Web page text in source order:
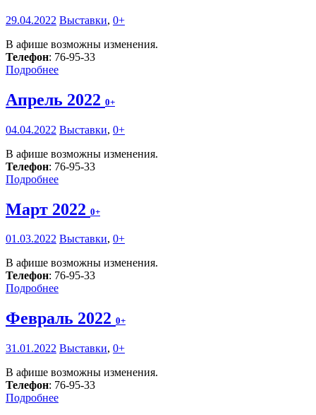
29.04.2022 Выставки, 0+
В афише возможны изменения.
Телефон: 76-95-33
Подробнее
Апрель 2022 0+
04.04.2022 Выставки, 0+
В афише возможны изменения.
Телефон: 76-95-33
Подробнее
Март 2022 0+
01.03.2022 Выставки, 0+
В афише возможны изменения.
Телефон: 76-95-33
Подробнее
Февраль 2022 0+
31.01.2022 Выставки, 0+
В афише возможны изменения.
Телефон: 76-95-33
Подробнее